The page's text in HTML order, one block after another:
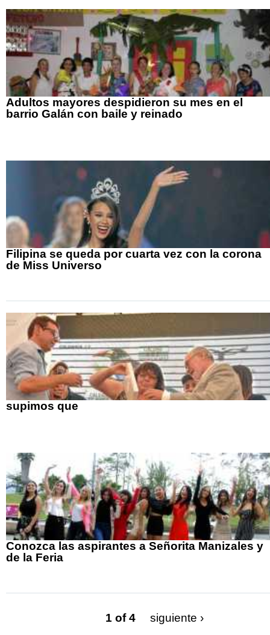
Adultos mayores despidieron su mes en el
barrio Galán con baile y reinado
Filipina se queda por cuarta vez con la corona
de Miss Universo
supimos que
Conozca las aspirantes a Señorita Manizales y
de la Feria
1 of 4 siguiente ›